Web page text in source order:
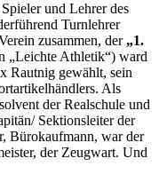
und Lehrer des
Turnlehrer
zusammen, der„1.
„Leichte Athletik“) ward
Rautnig gewählt, sein
Als
der Realschule und
Sektionsleiter der
Bürokaufmann, war der
der Zeugwart. Und